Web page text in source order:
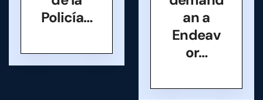
Policía…
an a
Endeav
or…